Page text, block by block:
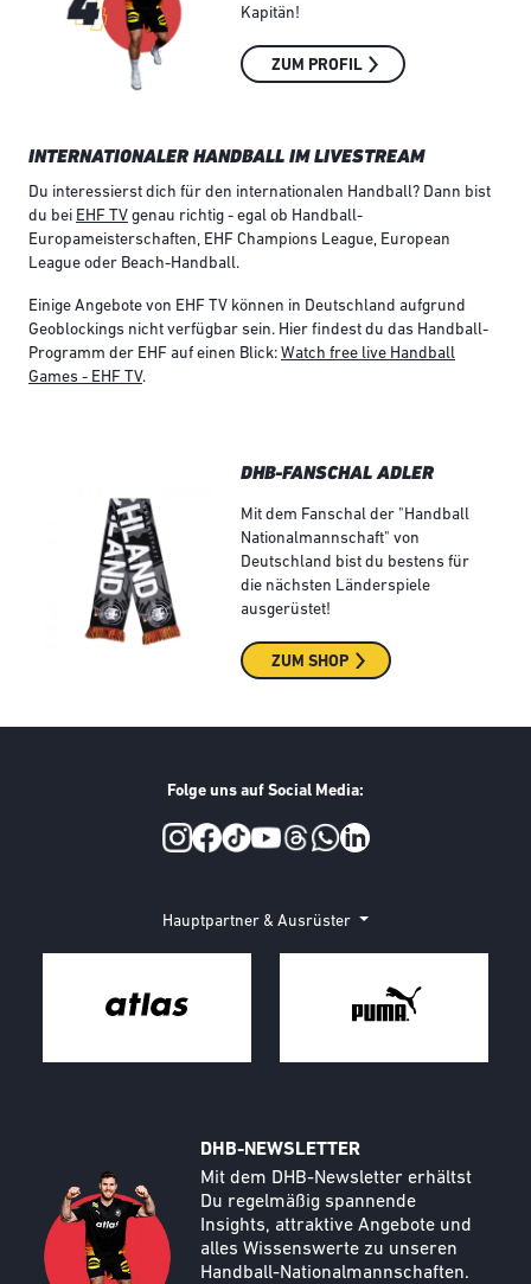
Kapitän!
ZUM PROFIL
INTERNATIONALER HANDBALL IM LIVESTREAM
Du interessierst dich für den internationalen Handball? Dann bist
du bei EHF TV genau richtig - egal ob Handball-
Europameisterschaften, EHF Champions League, European
League oder Beach-Handball.
Einige Angebote von EHF TV können in Deutschland aufgrund
Geoblockings nicht verfügbar sein. Hier findest du das Handball-
Programm der EHF auf einen Blick: Watch free live Handball
Games - EHF TV.
DHB-FANSCHAL ADLER
Mit dem Fanschal der "Handball
Nationalmannschaft" von
Deutschland bist du bestens für
die nächsten Länderspiele
ausgerüstet!
ZUM SHOP
Folge uns auf Social Media:
Hauptpartner & Ausrüster
DHB-NEWSLETTER
Text
Mit dem DHB-Newsletter erhältst
Du regelmäßig spannende
Insights, attraktive Angebote und
alles Wissenswerte zu unseren
Handball-Nationalmannschaften.